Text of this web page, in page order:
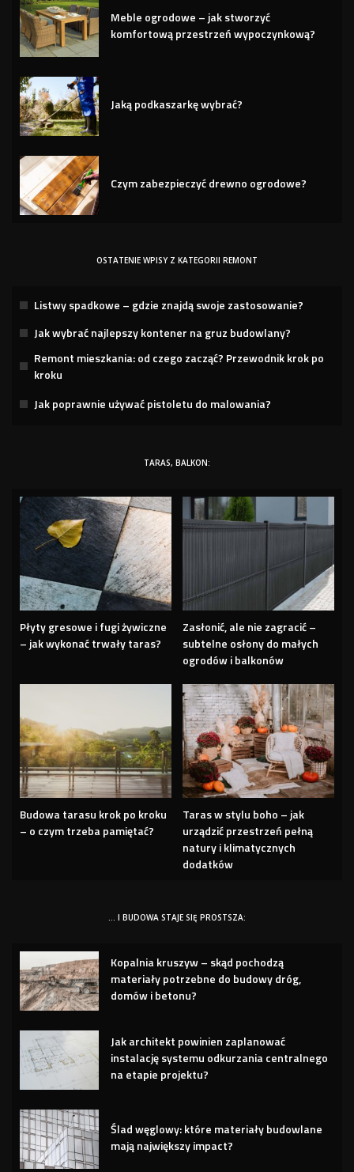
Meble ogrodowe – jak stworzyć
komfortową przestrzeń wypoczynkową?
Jaką podkaszarkę wybrać?
Czym zabezpieczyć drewno ogrodowe?
OSTATENIE WPISY Z KATEGORII REMONT
Listwy spadkowe – gdzie znajdą swoje zastosowanie?
Jak wybrać najlepszy kontener na gruz budowlany?
Remont mieszkania: od czego zacząć? Przewodnik krok po
kroku
Jak poprawnie używać pistoletu do malowania?
TARAS, BALKON:
Płyty gresowe i fugi żywiczne
– jak wykonać trwały taras?
Zasłonić, ale nie zagracić –
subtelne osłony do małych
ogrodów i balkonów
Budowa tarasu krok po kroku
– o czym trzeba pamiętać?
Taras w stylu boho – jak
urządzić przestrzeń pełną
natury i klimatycznych
dodatków
… I BUDOWA STAJE SIĘ PROSTSZA:
Kopalnia kruszyw – skąd pochodzą
materiały potrzebne do budowy dróg,
domów i betonu?
Jak architekt powinien zaplanować
instalację systemu odkurzania centralnego
na etapie projektu?
Ślad węglowy: które materiały budowlane
mają największy impact?